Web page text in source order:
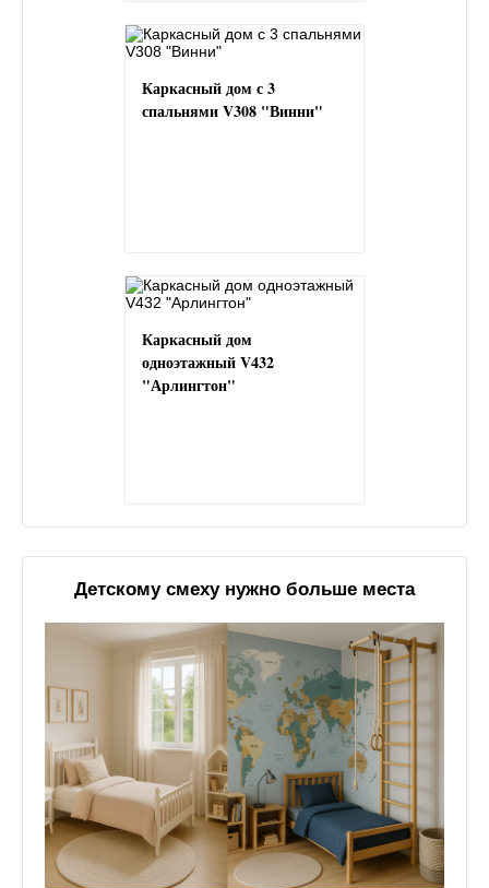
Каркасный дом с 3
спальнями V308 "Винни"
Каркасный дом
одноэтажный V432
"Арлингтон"
Детскому смеху нужно больше места